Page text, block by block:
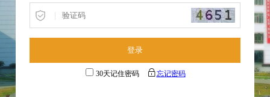
|
30天记住密码 忘记密码